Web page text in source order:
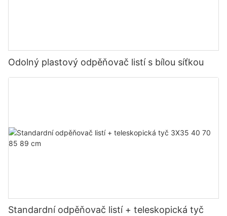
Odolný plastový odpěňovač listí s bílou síťkou
Standardní odpěňovač listí + teleskopická tyč